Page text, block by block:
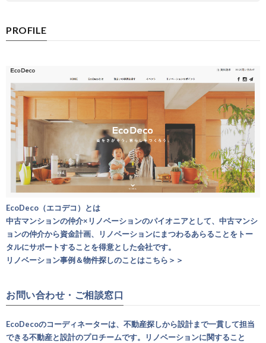
PROFILE
EcoDeco（エコデコ）とは
中古マンションの仲介×リノベーションのパイオニアとして、中古マンシ
ョンの仲介から資金計画、リノベーションにまつわるあらることをトー
タルにサポートすることを得意とした会社です。
リノベーション事例＆物件探しのことはこちら＞＞
お問い合わせ・ご相談窓口
EcoDecoのコーディネーターは、不動産探しから設計まで一貫して担当
できる不動産と設計のプロチームです。リノベーションに関すること